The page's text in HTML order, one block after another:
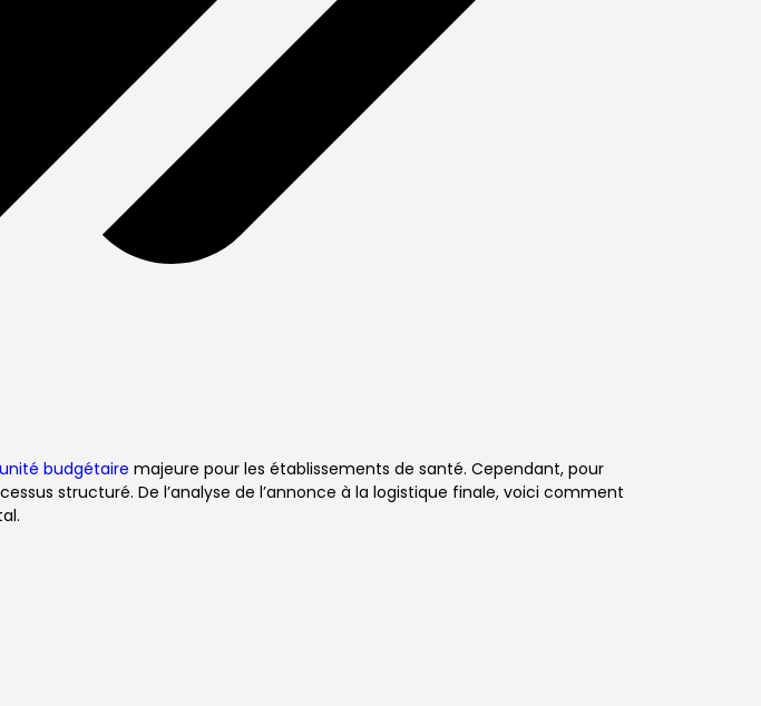
budgétaire majeure pour les établissements de santé. Cependant, pour
structuré. De l’analyse de l’annonce à la logistique finale, voici comment